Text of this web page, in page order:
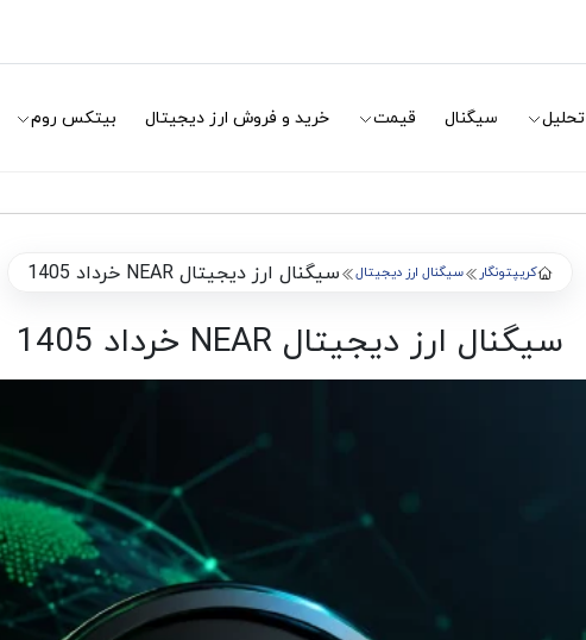
تحلیل سیگنال قیمت خرید و فروش ارز دیجیتال بیتکس روم
کریپتونگار سیگنال ارز دیجیتال سیگنال ارز دیجیتال NEAR خرداد 1405
سیگنال ارز دیجیتال NEAR خرداد 1405